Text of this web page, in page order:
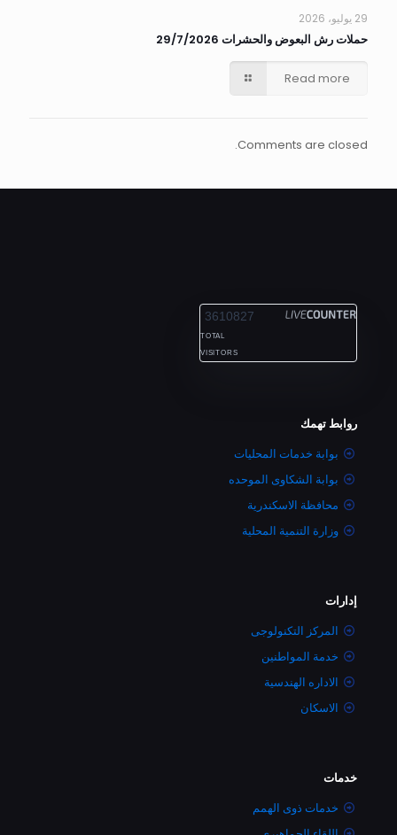
29 يوليو، 2026
حملات رش البعوض والحشرات 29/7/2026
Read more
Comments are closed.
3610827
TOTAL
VISITORS
روابط تهمك
بوابة خدمات المحليات
بوابة الشكاوى الموحده
محافظة الاسكندرية
وزارة التنمية المحلية
إدارات
المركز التكنولوجى
خدمة المواطنين
الاداره الهندسية
الاسكان
خدمات
خدمات ذوى الهمم